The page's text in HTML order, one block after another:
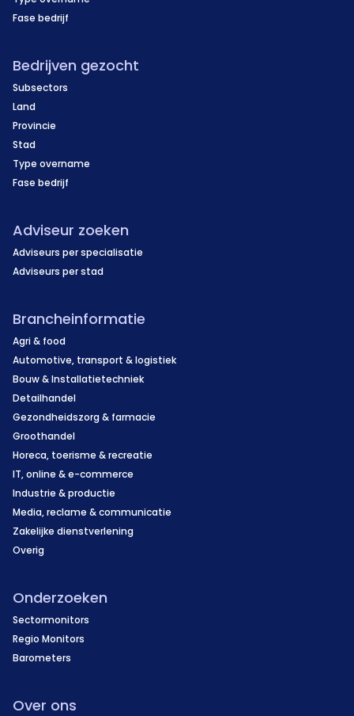
Fase bedrijf
Bedrijven gezocht
Subsectors
Land
Provincie
Stad
Type overname
Fase bedrijf
Adviseur zoeken
Adviseurs per specialisatie
Adviseurs per stad
Brancheinformatie
Agri & food
Automotive, transport & logistiek
Bouw & Installatietechniek
Detailhandel
Gezondheidszorg & farmacie
Groothandel
Horeca, toerisme & recreatie
IT, online & e-commerce
Industrie & productie
Media, reclame & communicatie
Zakelijke dienstverlening
Overig
Onderzoeken
Sectormonitors
Regio Monitors
Barometers
Over ons